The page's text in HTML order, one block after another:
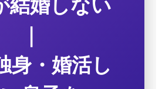
結婚しない
身・婚活し